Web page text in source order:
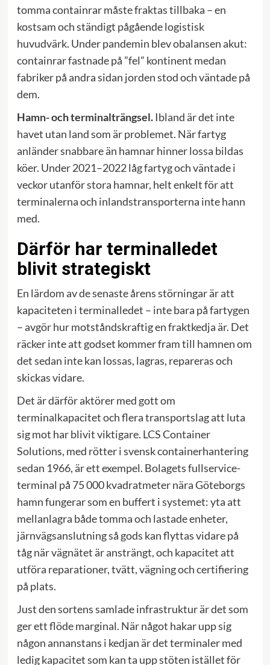
tomma containrar måste fraktas tillbaka – en
kostsam och ständigt pågående logistisk
huvudvärk. Under pandemin blev obalansen akut:
containrar fastnade på ”fel” kontinent medan
fabriker på andra sidan jorden stod och väntade på
dem.
Hamn- och terminalträngsel.Ibland är det inte
havet utan land som är problemet. När fartyg
anländer snabbare än hamnar hinner lossa bildas
köer. Under 2021–2022 låg fartyg och väntade i
veckor utanför stora hamnar, helt enkelt för att
terminalerna och inlandstransporterna inte hann
med.
Därför har terminalledet
blivit strategiskt
En lärdom av de senaste årens störningar är att
kapaciteten i terminalledet – inte bara på fartygen
– avgör hur motståndskraftig en fraktkedja är. Det
räcker inte att godset kommer fram till hamnen om
det sedan inte kan lossas, lagras, repareras och
skickas vidare.
Det är därför aktörer med gott om
terminalkapacitet och flera transportslag att luta
sig mot har blivit viktigare. LCS Container
Solutions, med rötter i svensk containerhantering
sedan 1966, är ett exempel. Bolagets fullservice-
terminal på 75 000 kvadratmeter nära Göteborgs
hamn fungerar som en buffert i systemet: yta att
mellanlagra både tomma och lastade enheter,
järnvägsanslutning så gods kan flyttas vidare på
tåg när vägnätet är ansträngt, och kapacitet att
utföra reparationer, tvätt, vägning och certifiering
på plats.
Just den sortens samlade infrastruktur är det som
ger ett flöde marginal. När något hakar upp sig
någon annanstans i kedjan är det terminaler med
ledig kapacitet som kan ta upp stöten istället för